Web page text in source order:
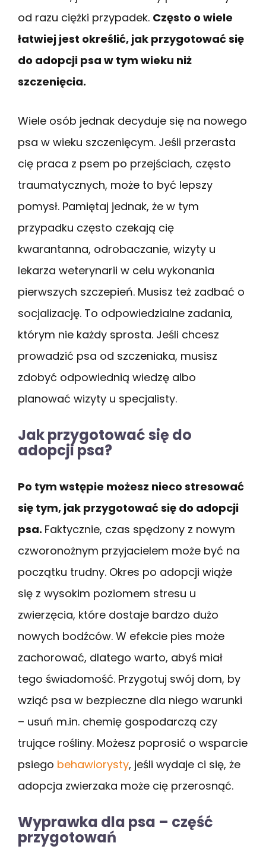
od razu ciężki przypadek. Często o wiele
łatwiej jest określić, jak przygotować się
do adopcji psa w tym wieku niż
szczenięcia.
Wiele osób jednak decyduje się na nowego
psa w wieku szczenięcym. Jeśli przerasta
cię praca z psem po przejściach, często
traumatycznych, może to być lepszy
pomysł. Pamiętaj jednak, że w tym
przypadku często czekają cię
kwarantanna, odrobaczanie, wizyty u
lekarza weterynarii w celu wykonania
pierwszych szczepień. Musisz też zadbać o
socjalizację. To odpowiedzialne zadania,
którym nie każdy sprosta. Jeśli chcesz
prowadzić psa od szczeniaka, musisz
zdobyć odpowiednią wiedzę albo
planować wizyty u specjalisty.
Jak przygotować się do
adopcji psa?
Po tym wstępie możesz nieco stresować
się tym, jak przygotować się do adopcji
psa. Faktycznie, czas spędzony z nowym
czworonożnym przyjacielem może być na
początku trudny. Okres po adopcji wiąże
się z wysokim poziomem stresu u
zwierzęcia, które dostaje bardzo dużo
nowych bodźców. W efekcie pies może
zachorować, dlatego warto, abyś miał
tego świadomość. Przygotuj swój dom, by
wziąć psa w bezpieczne dla niego warunki
– usuń m.in. chemię gospodarczą czy
trujące rośliny. Możesz poprosić o wsparcie
psiego behawiorysty, jeśli wydaje ci się, że
adopcja zwierzaka może cię przerosnąć.
Wyprawka dla psa – część
przygotowań